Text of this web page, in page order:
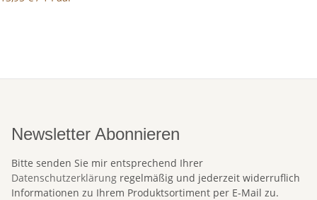
Newsletter Abonnieren
Bitte senden Sie mir entsprechend Ihrer
Datenschutzerklärung regelmäßig und jederzeit widerruflich
Informationen zu Ihrem Produktsortiment per E-Mail zu.